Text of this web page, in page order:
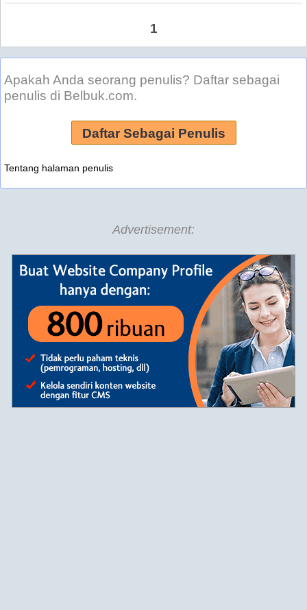
1
Apakah Anda seorang penulis? Daftar sebagai
penulis di Belbuk.com.
Daftar Sebagai Penulis
Tentang halaman penulis
Advertisement: